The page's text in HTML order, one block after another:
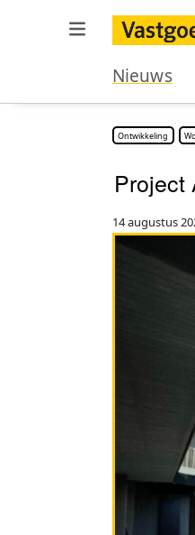
Nieuws
Ontwikkeling
Project
14 augustus